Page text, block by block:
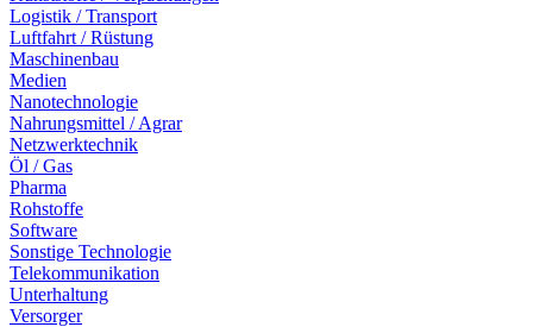
Logistik / Transport
Luftfahrt / Rüstung
Maschinenbau
Medien
Nanotechnologie
Nahrungsmittel / Agrar
Netzwerktechnik
Öl / Gas
Pharma
Rohstoffe
Software
Sonstige Technologie
Telekommunikation
Unterhaltung
Versorger